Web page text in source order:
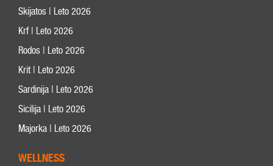
Skijatos | Leto 2026
Krf | Leto 2026
Rodos | Leto 2026
Krit | Leto 2026
Sardinija | Leto 2026
Sicilija | Leto 2026
Majorka | Leto 2026
WELLNESS